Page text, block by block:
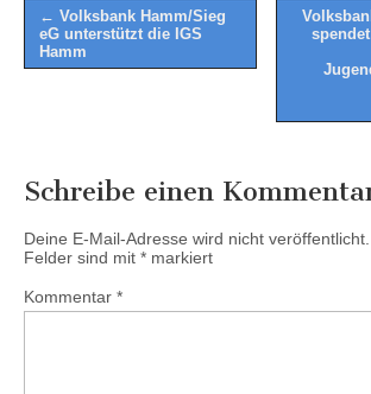
Post
navigation
← Volksbank Hamm/Sieg
eG unterstützt die IGS
Hamm
Schreibe einen
Deine E-Mail-Adresse wird nicht veröffentlicht.
Felder sind mit * markiert
Kommentar *